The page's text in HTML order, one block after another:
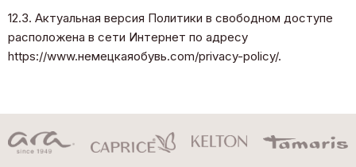
12.3. Актуальная версия Политики в свободном доступе
расположена в сети Интернет по адресу
https://www.немецкаяобувь.com/privacy-policy/.